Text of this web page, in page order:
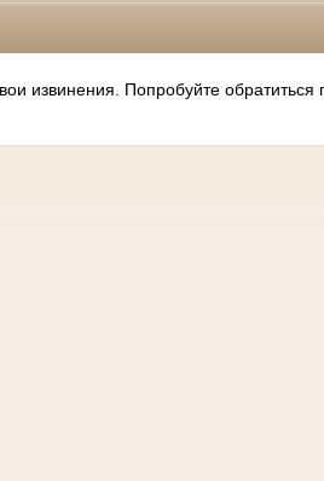
извинения. Попробуйте обратиться